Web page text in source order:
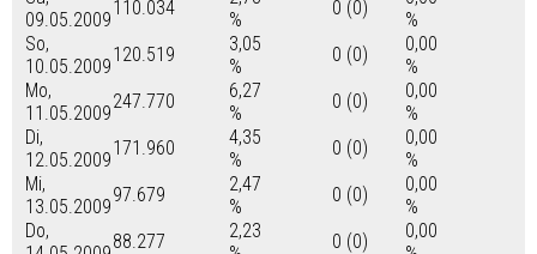
09.05.2009
110.034
%
0 (0)
%
So,
10.05.2009
120.519
3,05
%
0 (0)
0,00
%
Mo,
11.05.2009
247.770
6,27
%
0 (0)
0,00
%
Di,
12.05.2009
171.960
4,35
%
0 (0)
0,00
%
Mi,
13.05.2009
97.679
2,47
%
0 (0)
0,00
%
Do,
88.277
2,23
0 (0)
0,00